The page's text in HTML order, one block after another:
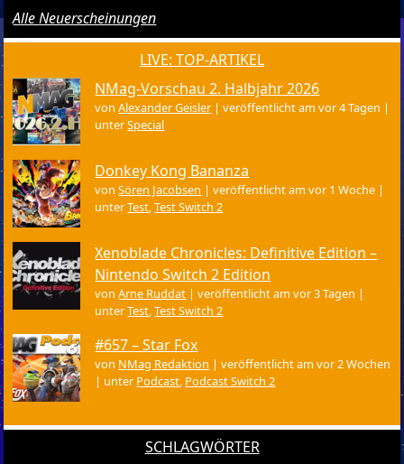
Alle Neuerscheinungen
LIVE: TOP-ARTIKEL
NMag-Vorschau 2. Halbjahr 2026
vonAlexander Geisler |veröffentlicht am vor 4 Tagen |
unterSpecial
Donkey Kong Bananza
vonSören Jacobsen |veröffentlicht am vor 1 Woche |
unterTest,Test Switch 2
Xenoblade Chronicles: Definitive Edition –
Nintendo Switch 2 Edition
vonArne Ruddat |veröffentlicht am vor 3 Tagen |
unterTest,Test Switch 2
#657 – Star Fox
von NMag Redaktion |veröffentlicht am vor 2 Wochen
| unter Podcast, Podcast Switch 2
SCHLAGWÖRTER